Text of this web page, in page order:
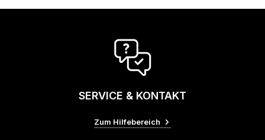
SERVICE & KONTAKT
Zum Hilfebereich